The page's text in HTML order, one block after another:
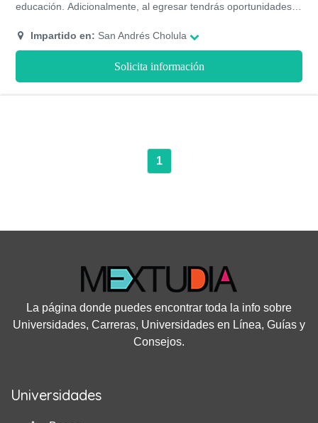
educación. Adicionalmente, al egresar tendrás oportunidades
800 posibilidades.
Impartido en: San Andrés Cholula
Solicita información
1
La página donde puedes encontrar toda la info sobre
Universidades, Carreras, Universidades en Línea, Guías y
Consejos.
Universidades